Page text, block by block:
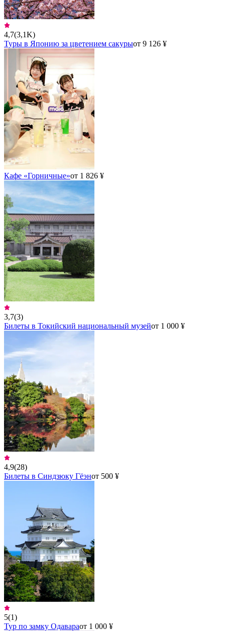
4,7(3,1K)
Туры в Японию за цветением сакурыот 9 126 ¥
Кафе «Горничные»от 1 826 ¥
3,7(3)
Билеты в Токийский национальный музейот 1 000 ¥
4,9(28)
Билеты в Синдзюку Гёэнот 500 ¥
5(1)
Тур по замку Одавараот 1 000 ¥